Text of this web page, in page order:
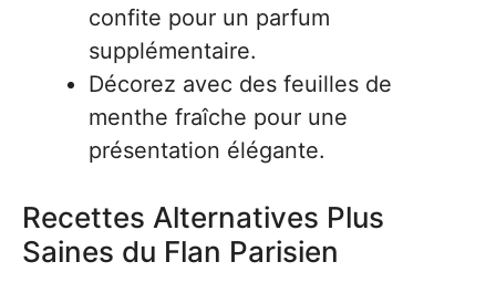
confite pour un parfum
supplémentaire.
Décorez avec des feuilles de
menthe fraîche pour une
présentation élégante.
Recettes Alternatives Plus
Saines du Flan Parisien